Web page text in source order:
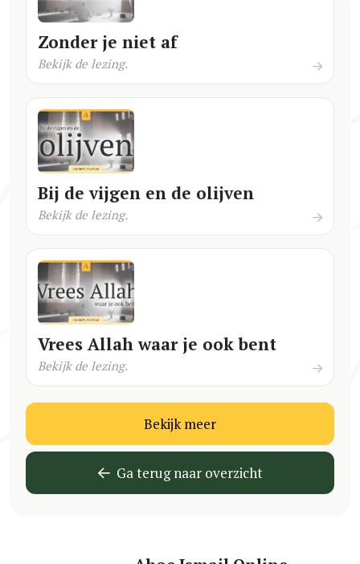
Zonder je niet af
Bekijk de lezing.
Bij de vijgen en de olijven
Bekijk de lezing.
Vrees Allah waar je ook bent
Bekijk de lezing.
Bekijk meer
Ga terug naar overzicht